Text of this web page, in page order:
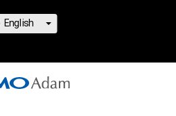
も、本アイテムの著作権を有する
合わせ先